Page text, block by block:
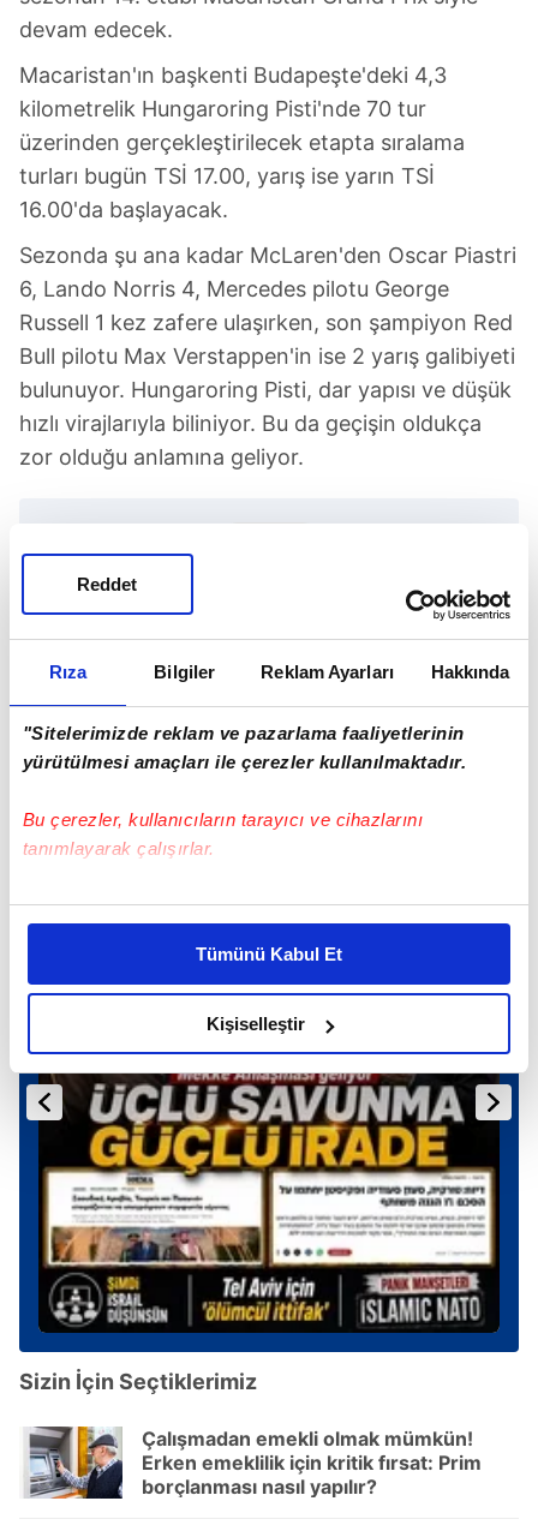
Rıza Bilgiler Reklam Ayarları Hakkında
"Sitelerimizde reklam ve pazarlama faaliyetlerinin
yürütülmesi amaçları ile çerezler kullanılmaktadır.
Bu çerezler, kullanıcıların tarayıcı ve cihazlarını
tanımlayarak çalışırlar.
Bu çerezlere izin vermeniz halinde sizlere özel
daha iyi reklam deneyimi yaşatabiliriz. Bunu yaparken
amacımızın size daha iyi bir reklam deneyimi sunmak
olduğunu ve sizlere en iyi içerikleri sunabilmek adına
elimizden gelen çabayı gösterdiğimizi ve bu noktada,
reklamların maliyetlerimizi karşılamak noktasında tek gelir
kalemimiz olduğunu sizlere hatırlatmak isteriz.
Her halükârda, kullanıcılar, bu çerezlere izin vermedikleri
takdirde, kullanıcılara hedefli reklamlar
gösterilmeyecektir."
Sizlere daha iyi bir hizmet sunabilmek için İnternet
Sitemizde kendimize ve üçüncü kişilere ait çerezler
kullanılmaktadır. Bu çerezler vasıtasıyla çeşitli kişisel
verileriniz işlenmekte olup gerekli olan çerezler bilgi
toplumu hizmetlerinin sunulması amacıyla
kullanılmaktadır. Diğer çerezler, sitemizin daha işlevsel
kılınması ve kişiselleştirilmesi ve sizlere yönelik
reklam/pazarlama faaliyetlerinin yapılması, amaçlarıyla
Tümünü Kabul Et
Kişiselleştir
Reddet
devam edecek.
Macaristan'ın başkenti Budapeşte'deki 4,3
kilometrelik Hungaroring Pisti'nde 70 tur
üzerinden gerçekleştirilecek etapta sıralama
turları bugün TSİ 17.00, yarış ise yarın TSİ
16.00'da başlayacak.
Sezonda şu ana kadar McLaren'den Oscar Piastri
6, Lando Norris 4, Mercedes pilotu George
Russell 1 kez zafere ulaşırken, son şampiyon Red
Bull pilotu Max Verstappen'in ise 2 yarış galibiyeti
bulunuyor. Hungaroring Pisti, dar yapısı ve düşük
hızlı virajlarıyla biliniyor. Bu da geçişin oldukça
zor olduğu anlamına geliyor.
Günün Manşetleri
Sizin İçin Seçtiklerimiz
Çalışmadan emekli olmak mümkün!
Erken emeklilik için kritik fırsat: Prim
borçlanması nasıl yapılır?